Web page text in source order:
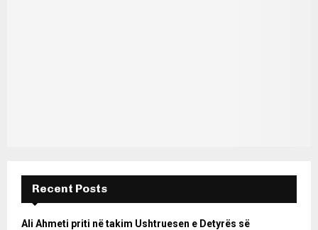
Recent Posts
Ali Ahmeti priti në takim Ushtruesen e Detyrës së